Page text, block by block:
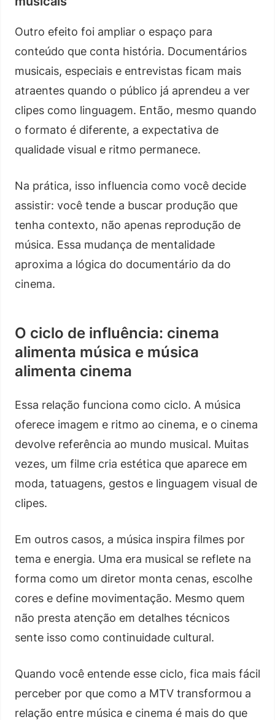
Outro efeito foi ampliar o espaço para
conteúdo que conta história. Documentários
musicais, especiais e entrevistas ficam mais
atraentes quando o público já aprendeu a ver
clipes como linguagem. Então, mesmo quando
o formato é diferente, a expectativa de
qualidade visual e ritmo permanece.
Na prática, isso influencia como você decide
assistir: você tende a buscar produção que
tenha contexto, não apenas reprodução de
música. Essa mudança de mentalidade
aproxima a lógica do documentário da do
cinema.
O ciclo de influência: cinema
alimenta música e música
alimenta cinema
Essa relação funciona como ciclo. A música
oferece imagem e ritmo ao cinema, e o cinema
devolve referência ao mundo musical. Muitas
vezes, um filme cria estética que aparece em
moda, tatuagens, gestos e linguagem visual de
clipes.
Em outros casos, a música inspira filmes por
tema e energia. Uma era musical se reflete na
forma como um diretor monta cenas, escolhe
cores e define movimentação. Mesmo quem
não presta atenção em detalhes técnicos
sente isso como continuidade cultural.
Quando você entende esse ciclo, fica mais fácil
perceber por que como a MTV transformou a
relação entre música e cinema é mais do que